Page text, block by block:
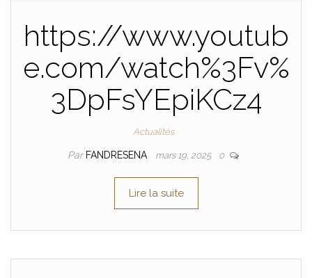
https://www.youtub
e.com/watch%3Fv%
3DpFsYEpiKCz4
Actualités
Par FANDRESENA mars 19, 2025 0
Lire la suite